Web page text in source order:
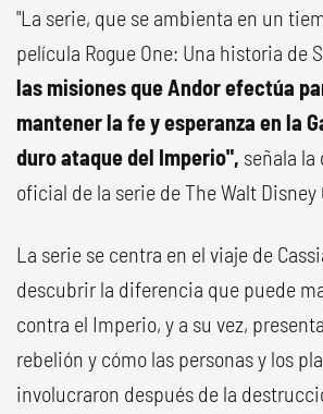
"La serie, que se ambienta en un
película Rogue One: Una historia de
las misiones que Andor efectúa
mantener la fe y esperanza en la
duro ataque del Imperio", señala
oficial de la serie de The Walt Disney
La serie se centra en el viaje de
descubrir la diferencia que puede
contra el Imperio, y a su vez,
rebelión y cómo las personas y los
involucraron después de la